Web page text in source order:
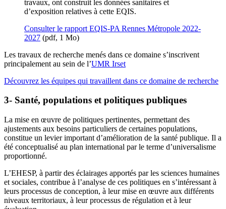
travaux, ont construit les données sanitaires et
d’exposition relatives à cette EQIS.
Consulter le rapport EQIS-PA Rennes Métropole 2022-
2027 (pdf, 1 Mo)
Les travaux de recherche menés dans ce domaine s’inscrivent
principalement au sein de l’UMR Irset
Découvrez les équipes qui travaillent dans ce domaine de recherche
3- Santé, populations et politiques publiques
La mise en œuvre de politiques pertinentes, permettant des
ajustements aux besoins particuliers de certaines populations,
constitue un levier important d’amélioration de la santé publique. Il a
été conceptualisé au plan international par le terme d’universalisme
proportionné.
L’EHESP, à partir des éclairages apportés par les sciences humaines
et sociales, contribue à l’analyse de ces politiques en s’intéressant à
leurs processus de conception, à leur mise en œuvre aux différents
niveaux territoriaux, à leur processus de régulation et à leur